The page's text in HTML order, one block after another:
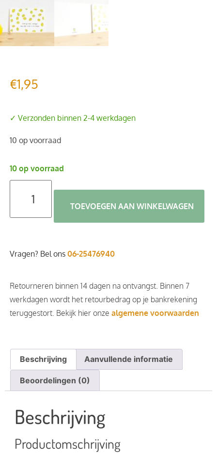
€1,95
✓ Verzonden binnen 2-4 werkdagen
10 op voorraad
10 op voorraad
TOEVOEGEN AAN WINKELWAGEN
Vragen? Bel ons 06-25476940
Retourneren binnen 14 dagen na ontvangst. Binnen 7
werkdagen wordt het retourbedrag op je bankrekening
teruggestort. Bekijk hier onze algemene voorwaarden
Beschrijving Aanvullende informatie
Beoordelingen (0)
Beschrijving
Productomschrijving